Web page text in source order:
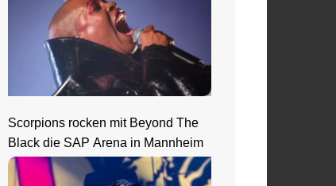
Scorpions rocken mit Beyond The
Black die SAP Arena in Mannheim